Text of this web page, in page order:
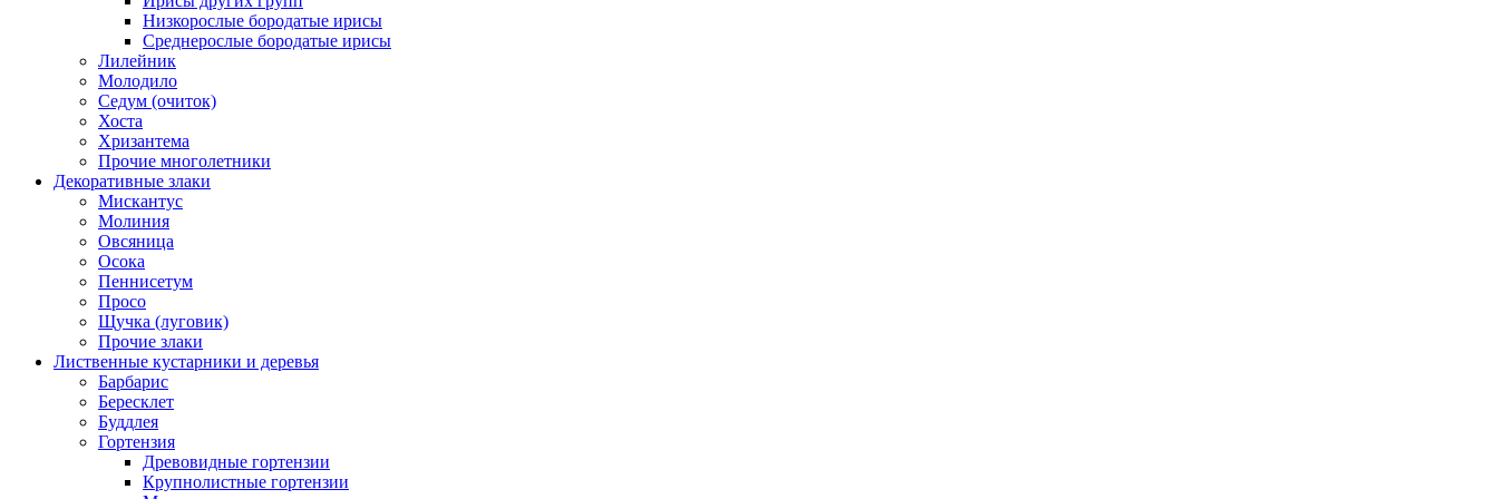
Низкорослые бородатые ирисы
Среднерослые бородатые ирисы
Лилейник
Молодило
Седум (очиток)
Хоста
Хризантема
Прочие многолетники
Декоративные злаки
Мискантус
Молиния
Овсяница
Осока
Пеннисетум
Просо
Щучка (луговик)
Прочие злаки
Лиственные кустарники и деревья
Барбарис
Бересклет
Буддлея
Гортензия
Древовидные гортензии
Крупнолистные гортензии